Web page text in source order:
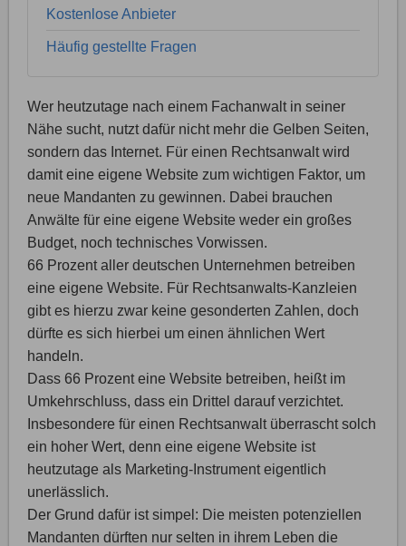
Kostenlose Anbieter
Häufig gestellte Fragen
Wer heutzutage nach einem Fachanwalt in seiner
Nähe sucht, nutzt dafür nicht mehr die Gelben Seiten,
sondern das Internet. Für einen Rechtsanwalt wird
damit eine eigene Website zum wichtigen Faktor, um
neue Mandanten zu gewinnen. Dabei brauchen
Anwälte für eine eigene Website weder ein großes
Budget, noch technisches Vorwissen.
66 Prozent aller deutschen Unternehmen betreiben
eine eigene Website. Für Rechtsanwalts-Kanzleien
gibt es hierzu zwar keine gesonderten Zahlen, doch
dürfte es sich hierbei um einen ähnlichen Wert
handeln.
Dass 66 Prozent eine Website betreiben, heißt im
Umkehrschluss, dass ein Drittel darauf verzichtet.
Insbesondere für einen Rechtsanwalt überrascht solch
ein hoher Wert, denn eine eigene Website ist
heutzutage als Marketing-Instrument eigentlich
unerlässlich.
Der Grund dafür ist simpel: Die meisten potenziellen
Mandanten dürften nur selten in ihrem Leben die